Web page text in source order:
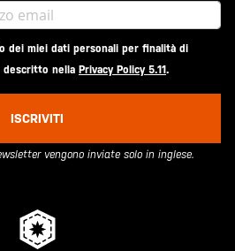
dei miei dati personali per finalità di
descritto nella Privacy Policy 5.11.
ISCRIVITI
vengono inviate solo in inglese.